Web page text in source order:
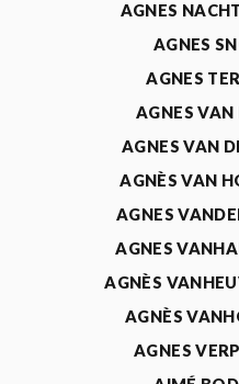
AGNES
AGNES
AGNES
AGNES VAN
AGNES VAN
AGNÈS VAN
AGNES
AGNES
AGNÈS
AGNÈS
AGNES